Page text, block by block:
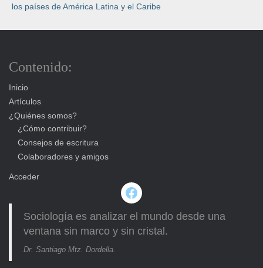
los países de América Latina y el Caribe
Contenido:
Inicio
Artículos
¿Quiénes somos?
¿Cómo contribuir?
Consejos de escritura
Colaboradores y amigos
Acceder
Facebook
Sociología es analizar el mundo desde una
ventana sin marco y sin cristal.
Dr. Santiago Mtz. Dordella.